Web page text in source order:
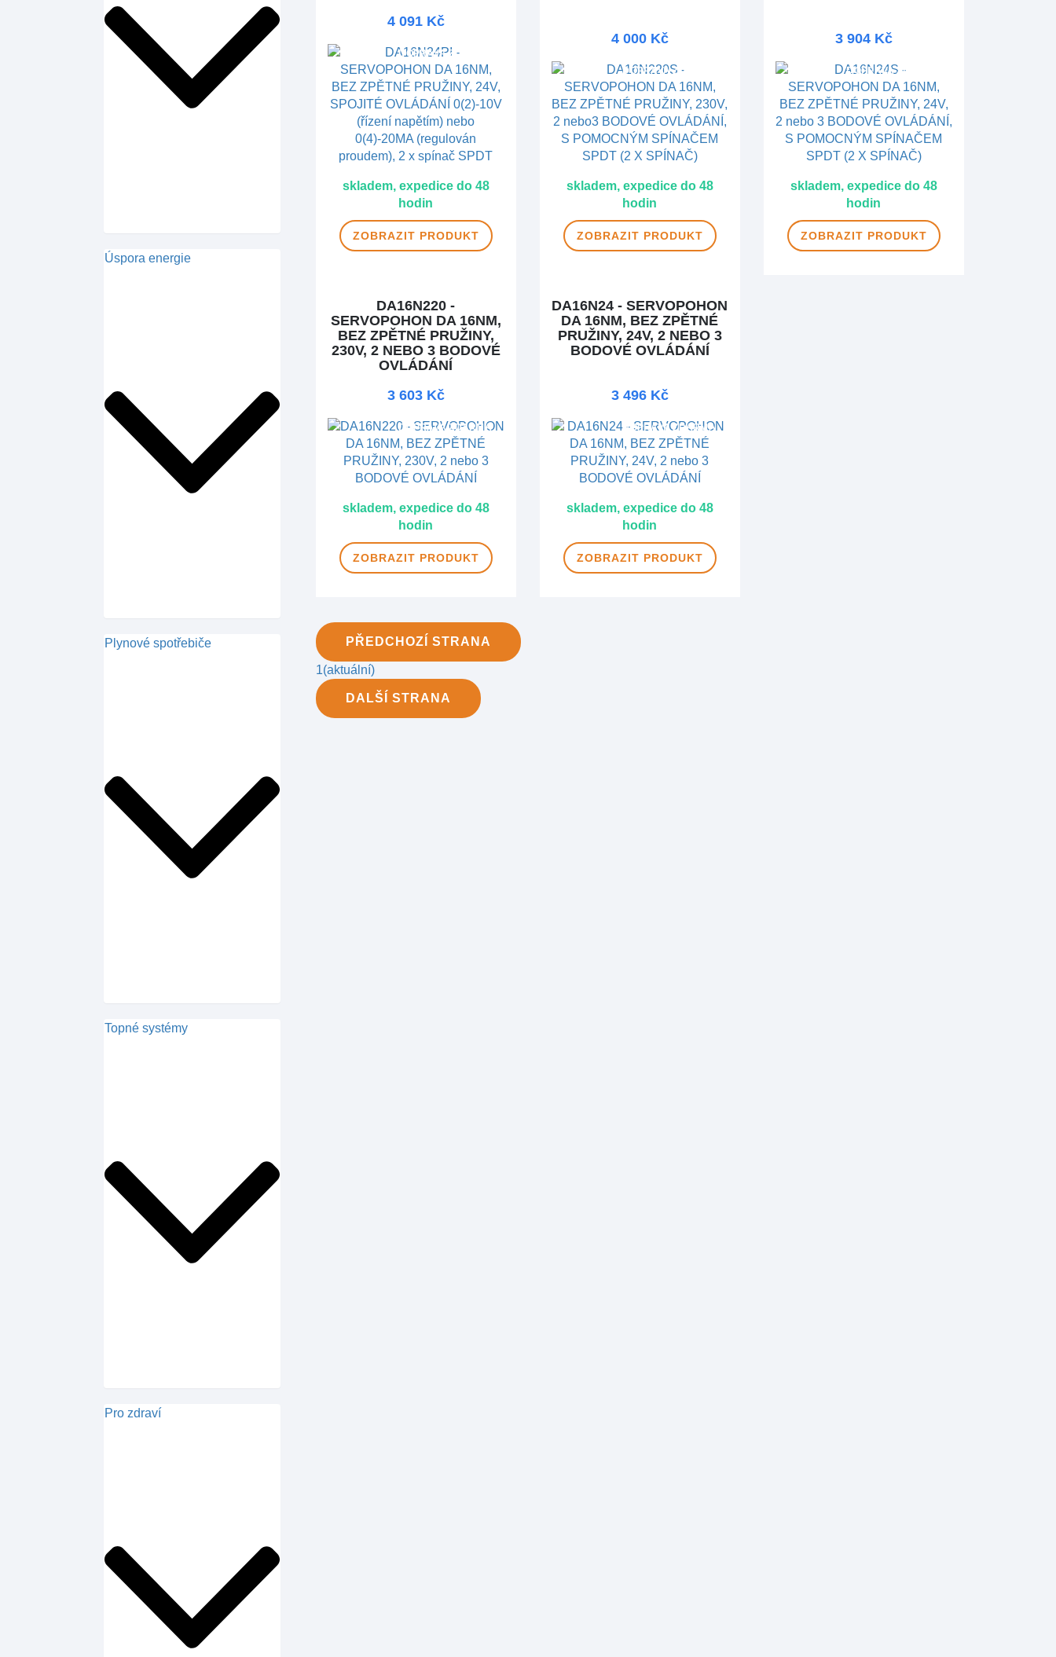
Úspora energie
Plynové spotřebiče
Topné systémy
Pro zdraví
4 091 Kč
DOPRAVA ZDARMA
skladem, expedice do 48
hodin
ZOBRAZIT PRODUKT
4 000 Kč
DOPRAVA ZDARMA
skladem, expedice do 48
hodin
ZOBRAZIT PRODUKT
3 904 Kč
DOPRAVA ZDARMA
skladem, expedice do 48
hodin
ZOBRAZIT PRODUKT
DA16N220 -
SERVOPOHON DA 16NM,
BEZ ZPĚTNÉ PRUŽINY,
230V, 2 NEBO 3 BODOVÉ
OVLÁDÁNÍ
3 603 Kč
DOPRAVA ZDARMA
skladem, expedice do 48
hodin
ZOBRAZIT PRODUKT
DA16N24 - SERVOPOHON
DA 16NM, BEZ ZPĚTNÉ
PRUŽINY, 24V, 2 NEBO 3
BODOVÉ OVLÁDÁNÍ
3 496 Kč
DOPRAVA ZDARMA
skladem, expedice do 48
hodin
ZOBRAZIT PRODUKT
PŘEDCHOZÍ STRANA
1(aktuální)
DALŠÍ STRANA